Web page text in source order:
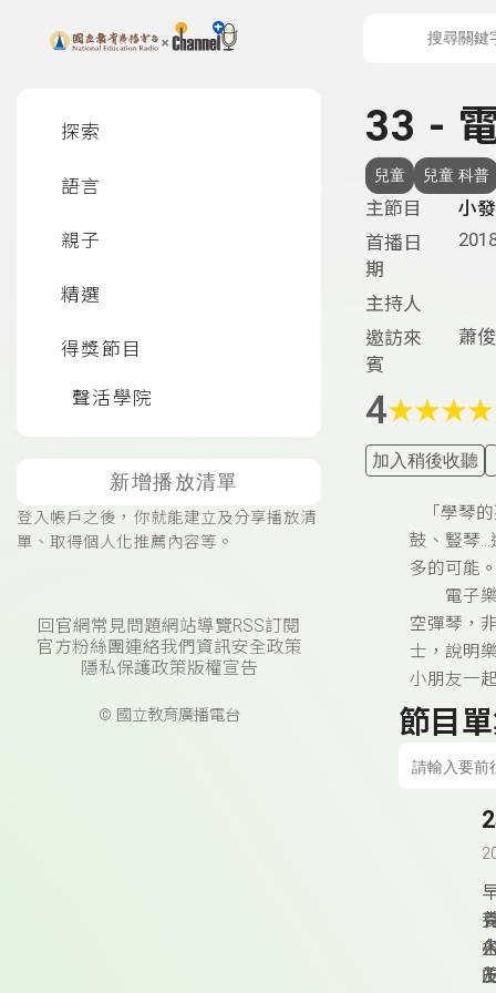
上方功能區塊
探索
語言
親子
精選
得獎節目
聲活學院
新增播放清單
登入帳戶之後，你就能建立及分享播放清
單、取得個人化推薦內容等。
回官網常見問題網站導覽RSS訂閱
官方粉絲團連絡我們 資訊安全政策
隱私保護政策版權宣告
© 國立教育廣播電台
33 -
兒童 兒童 科普
主節目
小
首播日
期
主持人
邀訪來
賓
蕭
4★★★★
加入稍後收聽
「學琴
鼓、豎琴…
多的可能
電子樂
空彈琴，
士，說明
小朋友一
節目